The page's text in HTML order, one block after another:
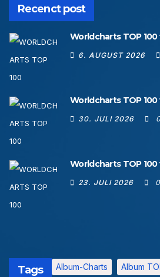
Recenct post
Worldcharts TOP
6. AUGUST 2026
Worldcharts TOP
30. JULI 2026 0
Worldcharts TOP 100
23. JULI 2026 0
Tags Album-Charts Album